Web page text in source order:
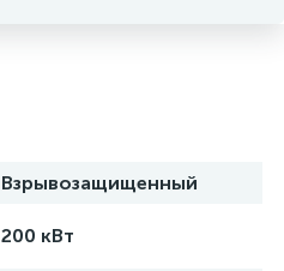
Взрывозащищенный
200 кВт